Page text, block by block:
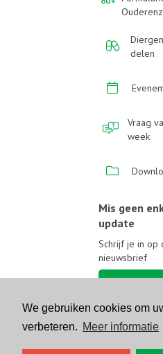
We gebruiken cookies om
verbeteren. Meer informatie
delen
Vraag
week
Mis geen
update
Schrijf je in op
nieuwsbrief
Volg ons op